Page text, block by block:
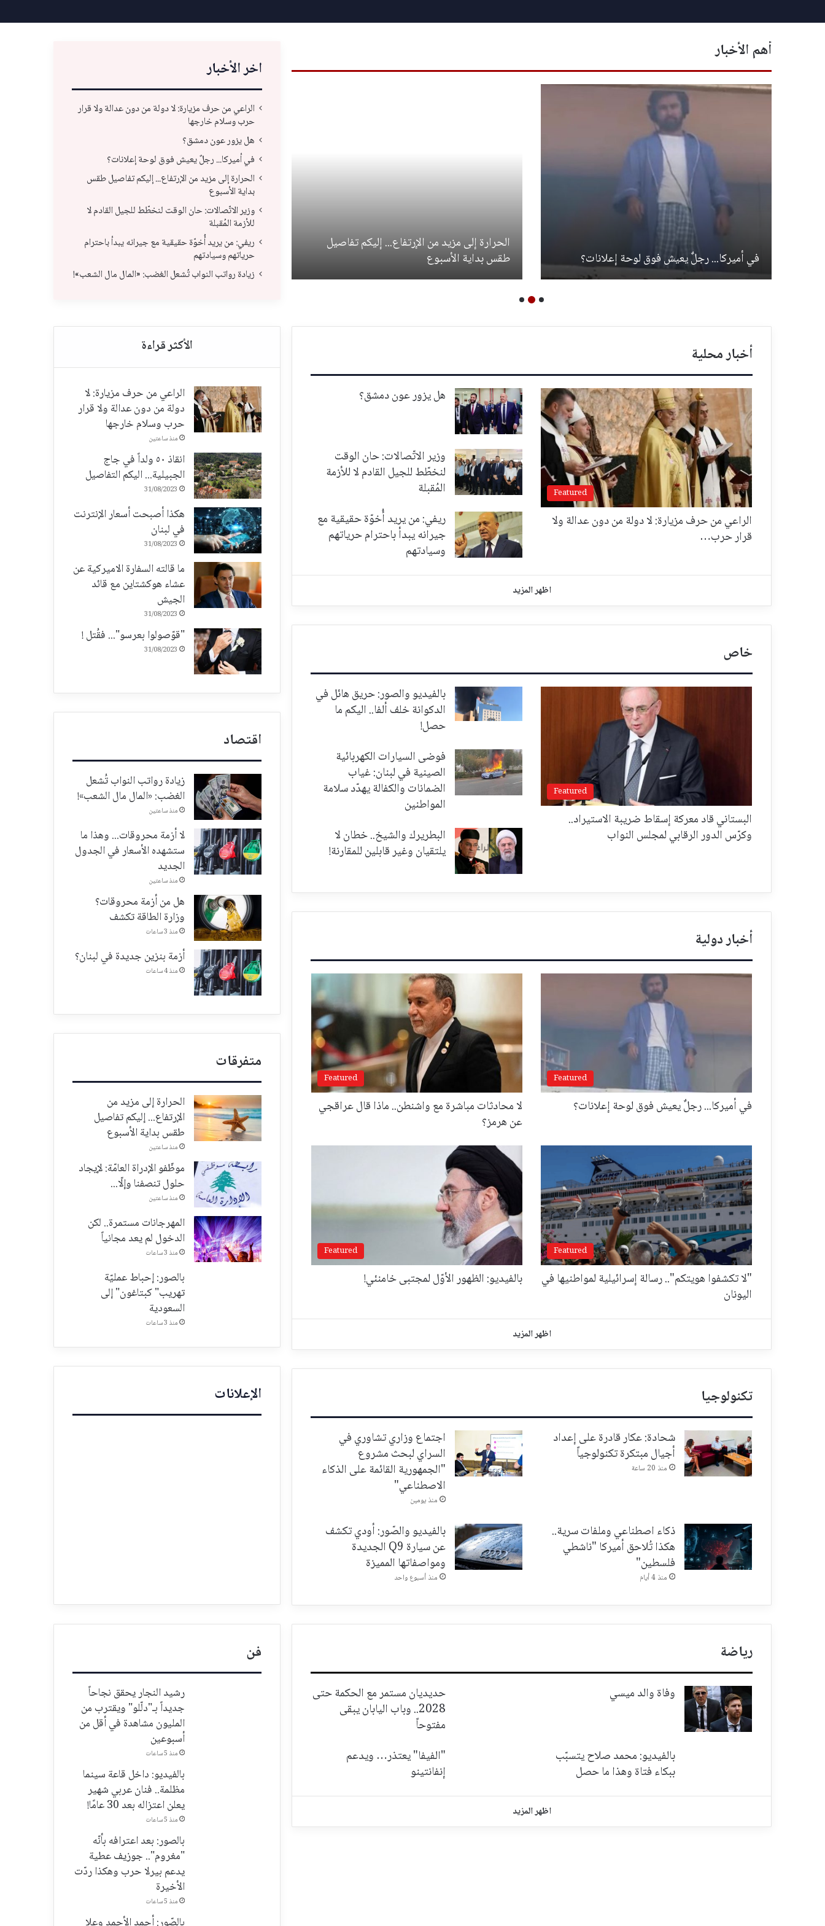
أهم الأخبار
في أميركا... رجلٌ يعيش فوق لوحة إعلانات؟
الحرارة إلى مزيد من الإرتفاع... إليكم تفاصيل
طقس بداية الأسبوع
وزير الاتّصالات: حان الوقت لنخطّط للجيل القادم لا
للأزمة المُقبلة
اخر الأخبار
الراعي من حرف مزيارة: لا دولة من دون عدالة ولا قرار
حرب وسلام خارجها
هل يزور عون دمشق؟
في أميركا... رجلٌ يعيش فوق لوحة إعلانات؟
الحرارة إلى مزيد من الإرتفاع... إليكم تفاصيل طقس
بداية الأسبوع
وزير الاتّصالات: حان الوقت لنخطّط للجيل القادم لا
للأزمة المُقبلة
ريفي: من يريد أُخوّة حقيقية مع جيرانه يبدأ باحترام
حرياتهم وسيادتهم
زيادة رواتب النواب تُشعل الغضب: «المال مال الشعب»!
أخبار محلية
Featured
الراعي من حرف مزيارة: لا دولة من دون عدالة ولا
قرار حرب…
هل يزور عون دمشق؟
وزير الاتّصالات: حان الوقت
لنخطّط للجيل القادم لا للأزمة
المُقبلة
ريفي: من يريد أُخوّة حقيقية مع
جيرانه يبدأ باحترام حرياتهم
وسيادتهم
اظهر المزيد
خاص
Featured
البستاني قاد معركة إسقاط ضريبة الاستيراد..
وكرّس الدور الرقابي لمجلس النواب
بالفيديو والصور: حريق هائل في
الدكوانة خلف ألفا.. اليكم ما
حصل!
فوضى السيارات الكهربائية
الصينية في لبنان: غياب
الضمانات والكفالة يهدّد سلامة
المواطنين
البطريرك والشيخ.. خطان لا
يلتقيان وغير قابلين للمقارنة!
أخبار دولية
Featured
في أميركا... رجلٌ يعيش فوق لوحة إعلانات؟
Featured
لا محادثات مباشرة مع واشنطن.. ماذا قال عراقجي
عن هرمز؟
Featured
"لا تكشفوا هويتكم".. رسالة إسرائيلية لمواطنيها في
اليونان
Featured
بالفيديو: الظهور الأوّل لمجتبى خامنئي!
اظهر المزيد
تكنولوجيا
شحادة: عكار قادرة على إعداد
أجيال مبتكرة تكنولوجياً
منذ 20 ساعة
اجتماع وزاري تشاوري في
السراي لبحث مشروع
"الجمهورية القائمة على الذكاء
الاصطناعي"
منذ يومين
ذكاء اصطناعي وملفات سرية..
هكذا تُلاحق أميركا "ناشطي
فلسطين"
منذ 4 أيام
بالفيديو والصّور: أودي تكشف
عن سيارة Q9 الجديدة
ومواصفاتها المميزة
منذ أسبوع واحد
الراعي من حرف مزيارة: لا
دولة من دون عدالة ولا قرار
حرب وسلام خارجها
منذ ساعتين
انقاذ ٥٠ ولداً في جاج
الجبيلية... اليكم التفاصيل
31/08/2023
هكذا أصبحت أسعار الإنترنت
في لبنان
31/08/2023
ما قالته السفارة الاميركية عن
عشاء هوكشتاين مع قائد
الجيش
31/08/2023
"قوّصولوا بعرسو"... فقُتل !
31/08/2023
اقتصاد
زيادة رواتب النواب تُشعل
الغضب: «المال مال الشعب»!
منذ ساعتين
لا أزمة محروقات... وهذا ما
ستشهده الأسعار في الجدول
الجديد
منذ ساعتين
هل من أزمة محروقات؟
وزارة الطاقة تكشف
منذ 3 ساعات
أزمة بنزين جديدة في لبنان؟
منذ 4 ساعات
متفرقات
الحرارة إلى مزيد من
الإرتفاع... إليكم تفاصيل
طقس بداية الأسبوع
منذ ساعتين
موظّفو الإدراة العامّة: لإيجاد
حلول تنصفنا وإلّا...
منذ ساعتين
المهرجانات مستمرة.. لكن
الدخول لم يعد مجانياً
منذ 3 ساعات
بالصور: إحباط عمليّة
تهريب" كبتاغون" إلى
السعودية
منذ 3 ساعات
الإعلانات
رياضة
وفاة والد ميسي
حديديان مستمر مع الحكمة حتى
2028.. وباب اليابان يبقى
مفتوحاً
بالفيديو: محمد صلاح يتسبّب
ببكاء فتاة وهذا ما حصل
"الفيفا" يعتذر… ويدعم
إنفانتينو
اظهر المزيد
فن
رشيد النجار يحقق نجاحاً
جديداً بـ"دلّلو" ويقترب من
المليون مشاهدة في أقل من
أسبوعين
منذ 5 ساعات
بالفيديو: داخل قاعة سينما
مظلمة.. فنان عربي شهير
يعلن اعتزاله بعد 30 عامًا!
منذ 5 ساعات
بالصور: بعد اعترافه بأنّه
"مغروم".. جوزيف عطية
يدعم بيرلا حرب وهكذا ردّت
الأخيرة
منذ 5 ساعات